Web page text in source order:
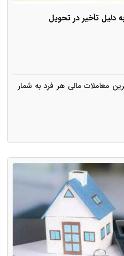
دلیل تأخیر در تحویل
معاملات مالی هر فرد به شمار